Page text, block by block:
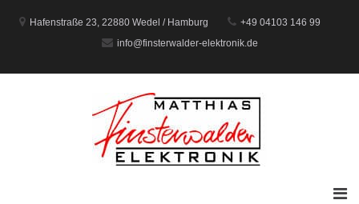
Inhalt Hafenstraße 23, 22880 Wedel / Hamburg
+49 04103 146 99
info@finsterwalder-elektronik.de